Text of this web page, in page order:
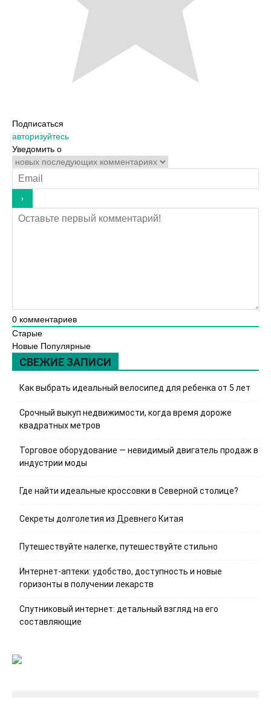
Подписаться
авторизуйтесь
Уведомить о
0 комментариев
Старые
Новые Популярные
СВЕЖИЕ ЗАПИСИ
Как выбрать идеальный велосипед для ребенка от 5 лет
Срочный выкуп недвижимости, когда время дороже
квадратных метров
Торговое оборудование — невидимый двигатель продаж в
индустрии моды
Где найти идеальные кроссовки в Северной столице?
Секреты долголетия из Древнего Китая
Путешествуйте налегке, путешествуйте стильно
Интернет-аптеки: удобство, доступность и новые
горизонты в получении лекарств
Спутниковый интернет: детальный взгляд на его
составляющие